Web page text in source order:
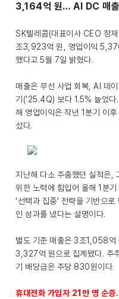
3,164억 원… AI DC 매
SK텔레콤(대표이사 CEO 정
조3,923억 원, 영업이익
했다고 5월 7일 밝혔다.
매출은 무선 사업 회복, AI 데
기(’25.4Q) 보다 1.5% 늘었다
해 영업이익은 작년 1분기 이
섰다.
지난해 다소 주춤했던 실적은,
위한 노력에 힘입어 올해 1분
‘선택과 집중’ 전략을 기반으
인 성과를 냈다는 설명이다.
별도 기준 매출은 3조1,058
3,327억 원으로 집계됐다. 주
기 배당금은 주당 830원이다.
휴대전화 가입자 21만 명 순